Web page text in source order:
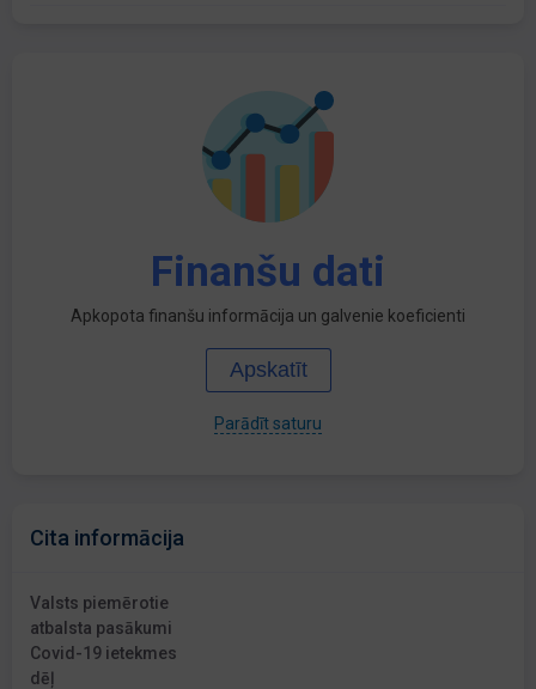
Finanšu dati
Apkopota finanšu informācija un galvenie koeficienti
Apskatīt
Parādīt saturu
Cita informācija
Valsts piemērotie
atbalsta pasākumi
Covid-19 ietekmes
dēļ